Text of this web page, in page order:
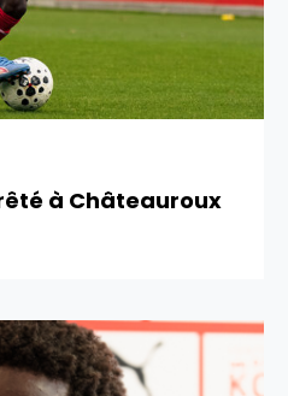
à Châteauroux